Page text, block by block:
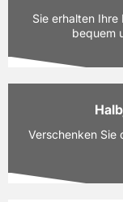
Ausgaben:
Laufzeit:
PAYBACK:
Sie erhalten
bequem
Ausgaben:
PAYBACK:
Verschenken